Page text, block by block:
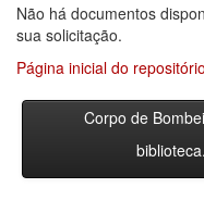
Não há documentos
sua solicitação.
Página inicial do repositório
Corpo de